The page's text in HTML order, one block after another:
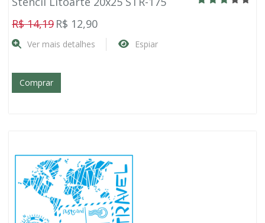
R$ 14,19 R$ 12,90
Ver mais detalhes Espiar
Comprar